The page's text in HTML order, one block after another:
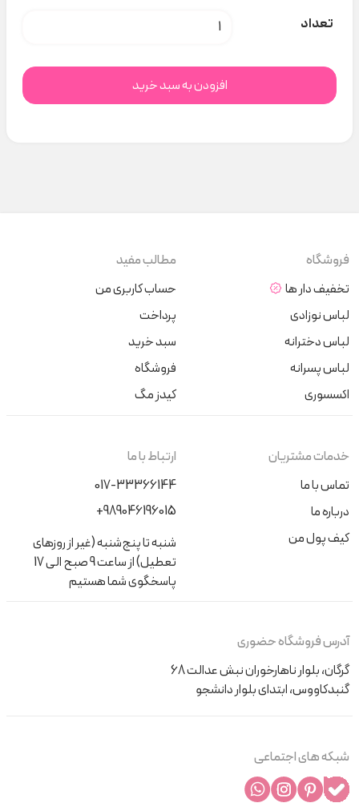
تعداد پیراهن موسلین قلب رنگی کد H000730 عدد
افزودن به سبد خرید
فروشگاه
تخفیف دار ها
لباس نوزادی
لباس دخترانه
لباس پسرانه
اکسسوری
مطالب مفید
حساب کاربری من
پرداخت
سبد خرید
فروشگاه
کیدز مگ
خدمات مشتریان
تماس با ما
درباره ما
کیف پول من
ارتباط با ما
017-33366144
+989046196015
شنبه تا پنج‌شنبه (غیر از روزهای
تعطیل) از ساعت 9 صبح الی 17
پاسخگوی شما هستیم
آدرس فروشگاه حضوری
گرگان، بلوار ناهارخوران نبش عدالت 68
گنبدکاووس، ابتدای بلوار دانشجو
شبکه های اجتماعی